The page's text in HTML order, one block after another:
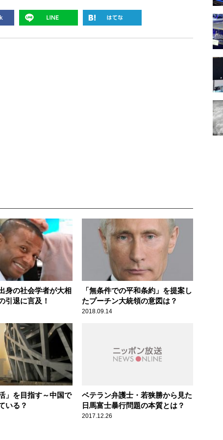
身の社会学者が大相
引退に言及！
「無条件での平和条約」を提案し
たプーチン大統領の意図は？
2018.09.14
」を目指す～中国で
いる？
ベテラン弁護士・若狭勝から見た
日馬富士暴行問題の本質とは？
2017.12.26